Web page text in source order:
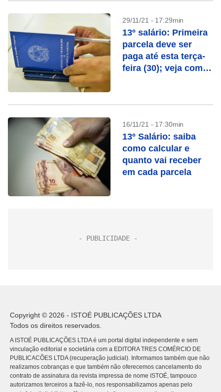
29/11/21 - 17:29min
13º salário: Primeira
parcela deve ser
paga até esta terça-
feira (30); veja como
16/11/21 - 17:30min
13º Salário: saiba
como calcular e
quanto vai receber
em cada parcela
Copyright © 2026 - ISTOÉ PUBLICAÇÕES LTDA
Todos os direitos reservados.
A ISTOÉ PUBLICAÇÕES LTDA é um portal digital independente e sem
vinculação editorial e societária com a EDITORA TRES COMÉRCIO DE
PUBLICACÕES LTDA (recuperação judicial). Informamos também que não
realizamos cobranças e que também não oferecemos cancelamento do
contrato de assinatura da revista impressa de nome ISTOÉ, tampouco
autorizamos terceiros a fazê-lo, nos responsabilizamos apenas pelo